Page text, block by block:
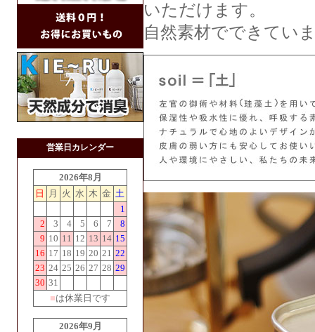
営業日カレンダー
2026年8月
日
月 火 水 木 金 土
1
2
3 4 5 6 7
8
9 10 11 12 13 14 15
16 17 18 19 20 21 22
23 24 25 26 27 28 29
30 31
■は休業日です
2026年9月
いただけます。
自然素材でできてい